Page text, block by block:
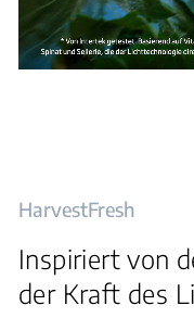
HarvestFresh
Inspiriert von
der Kraft des